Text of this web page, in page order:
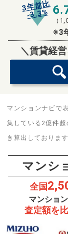
3年前比
-3.3%
（
※3
＼賃貸経
マンションナビで
集している2億件
き算出しております
マンシ
全国
マンション
査定額を